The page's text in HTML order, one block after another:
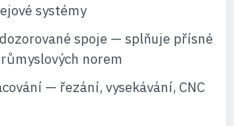
systémy
spoje — splňuje přísné
norem
— řezání, vysekávání, CNC